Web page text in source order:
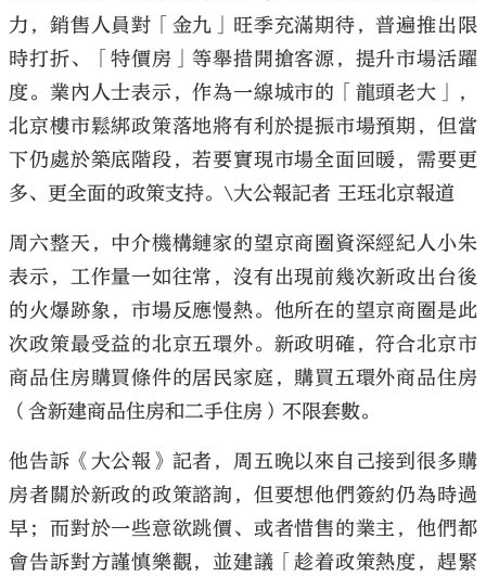
力，銷售人員對「金九」旺季充滿期待，普遍推出限
時打折、「特價房」等舉措開搶客源，提升市場活躍
度。業內人士表示，作為一線城市的「龍頭老大」，
北京樓市鬆綁政策落地將有利於提振市場預期，但當
下仍處於築底階段，若要實現市場全面回暖，需要更
多、更全面的政策支持。\大公報記者 王珏北京報道
周六整天，中介機構鏈家的望京商圈資深經紀人小朱
表示，工作量一如往常，沒有出現前幾次新政出台後
的火爆跡象，市場反應慢熱。他所在的望京商圈是此
次政策最受益的北京五環外。新政明確，符合北京市
商品住房購買條件的居民家庭，購買五環外商品住房
（含新建商品住房和二手住房）不限套數。
他告訴《大公報》記者，周五晚以來自己接到很多購
房者關於新政的政策諮詢，但要想他們簽約仍為時過
早；而對於一些意欲跳價、或者惜售的業主，他們都
會告訴對方謹慎樂觀，並建議「趁着政策熱度，趕緊